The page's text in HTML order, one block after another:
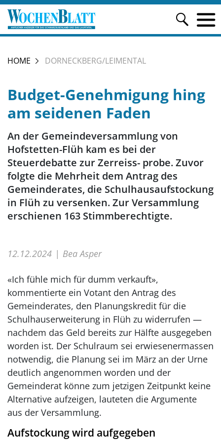
HOME DORNECKBERG/LEIMENTAL
Budget-Genehmigung hing
am seidenen Faden
An der Gemeindeversammlung von
Hofstetten-Flüh kam es bei der
Steuerdebatte zur Zerreiss- probe. Zuvor
folgte die Mehrheit dem Antrag des
Gemeinderates, die Schulhausaufstockung
in Flüh zu versenken. Zur Versammlung
erschienen 163 Stimmberechtigte.
12.12.2024 Bea Asper
«Ich fühle mich für dumm verkauft»,
kommentierte ein Votant den Antrag des
Gemeinderates, den Planungskredit für die
Schulhauserweiterung in Flüh zu widerrufen —
nachdem das Geld bereits zur Hälfte ausgegeben
worden ist. Der Schulraum sei erwiesenermassen
notwendig, die Planung sei im März an der Urne
deutlich angenommen worden und der
Gemeinderat könne zum jetzigen Zeitpunkt keine
Alternative aufzeigen, lauteten die Argumente
aus der Versammlung.
Aufstockung wird aufgegeben